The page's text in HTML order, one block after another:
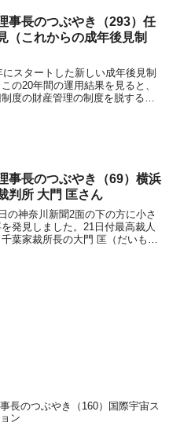
事長のつぶやき（293）任
（これからの成年後見制
にスタートした新しい成年後見制
の20年間の運用結果を見ると、
度の財産管理の制度を脱するこ
事長のつぶやき（69）横浜
判所 大門 匡さん
の神奈川新聞2面の下の方に小さ
発見しました。21日付最高裁人
葉家裁所長の大門 匡（だいもん
長のつぶやき（160）国際宇宙ス
ン